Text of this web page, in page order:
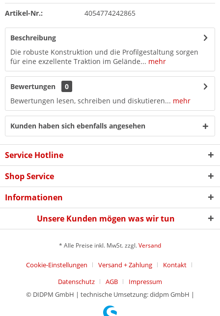
Artikel-Nr.: 4054774242865
Beschreibung
Die robuste Konstruktion und die Profilgestaltung sorgen
für eine exzellente Traktion im Gelände... mehr
Bewertungen
0
Bewertungen lesen, schreiben und diskutieren... mehr
Kunden haben sich ebenfalls angesehen
Service Hotline
Shop Service
Informationen
Unsere Kunden mögen was wir tun
* Alle Preise inkl. MwSt. zzgl.Versand
Cookie-Einstellungen Versand + Zahlung
Kontakt
Datenschutz
AGB
Impressum
© DIDPM GmbH | technische Umsetzung: didpm GmbH |